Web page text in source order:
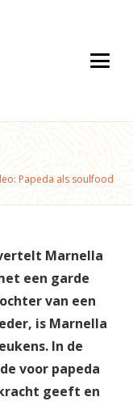
Papeda als soulfood
Marnella
een garde
van een
is Marnella
In de
voor papeda
geeft en